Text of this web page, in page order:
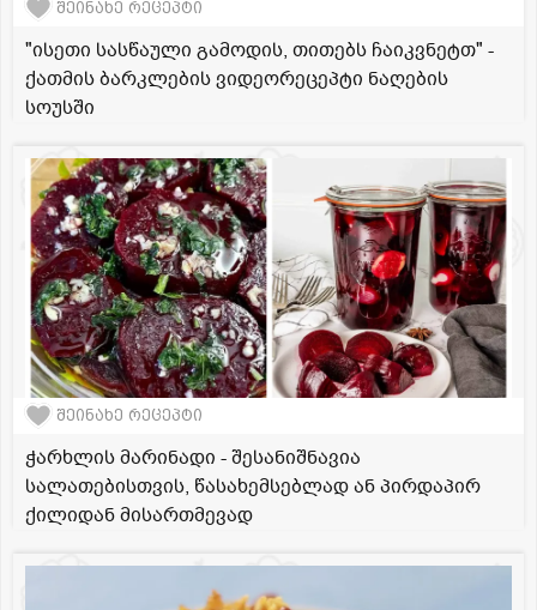
შეინახე რეცეპტი
"ისეთი სასწაული გამოდის, თითებს ჩაიკვნეტთ" -
ქათმის ბარკლების ვიდეორეცეპტი ნაღების
სოუსში
შეინახე რეცეპტი
ჭარხლის მარინადი - შესანიშნავია
სალათებისთვის, წასახემსებლად ან პირდაპირ
ქილიდან მისართმევად